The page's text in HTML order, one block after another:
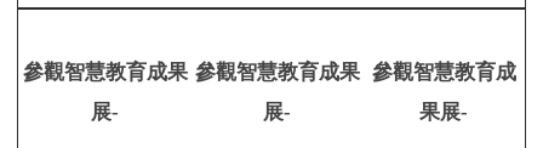
參觀智慧教育成果
展-
參觀智慧教育成果
展-
參觀智慧教育成
果展-